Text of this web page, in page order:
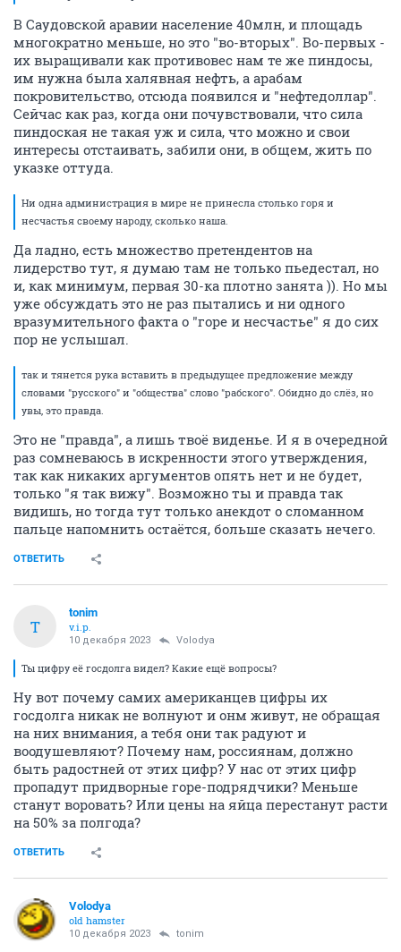
В Саудовской аравии население 40млн, и площадь
многократно меньше, но это "во-вторых". Во-первых -
их выращивали как противовес нам те же пиндосы,
им нужна была халявная нефть, а арабам
покровительство, отсюда появился и "нефтедоллар".
Сейчас как раз, когда они почувствовали, что сила
пиндоская не такая уж и сила, что можно и свои
интересы отстаивать, забили они, в общем, жить по
указке оттуда.
Ни одна администрация в мире не принесла столько горя и
несчастья своему народу, сколько наша.
Да ладно, есть множество претендентов на
лидерство тут, я думаю там не только пьедестал, но
и, как минимум, первая 30-ка плотно занята )). Но мы
уже обсуждать это не раз пытались и ни одного
вразумительного факта о "горе и несчастье" я до сих
пор не услышал.
так и тянется рука вставить в предыдущее предложение между
словами "русского" и "общества" слово "рабского". Обидно до слёз, но
увы, это правда.
Это не "правда", а лишь твоё виденье. И я в очередной
раз сомневаюсь в искренности этого утверждения,
так как никаких аргументов опять нет и не будет,
только "я так вижу". Возможно ты и правда так
видишь, но тогда тут только анекдот о сломанном
пальце напомнить остаётся, больше сказать нечего.
ОТВЕТИТЬ
T
tonim
v.i.p.
10 декабря 2023 Volodya
Ты цифру её госдолга видел? Какие ещё вопросы?
Ну вот почему самих американцев цифры их
госдолга никак не волнуют и онм живут, не обращая
на них внимания, а тебя они так радуют и
воодушевляют? Почему нам, россиянам, должно
быть радостней от этих цифр? У нас от этих цифр
пропадут придворные горе-подрядчики? Меньше
станут воровать? Или цены на яйца перестанут расти
на 50% за полгода?
ОТВЕТИТЬ
Volodya
old hamster
10 декабря 2023 tonim